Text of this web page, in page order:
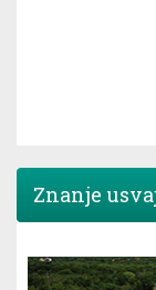
Znanje